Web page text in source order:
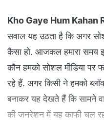
Kho Gaye Hum Kahan
सवाल यह उठता है कि अगर
कैसा हो. आजकल हमारा समय
कौन हमको सोशल मीडिया पर
रहे हैं. अगर किसी ने हमको
बनाकर यह देखते हैं कि सामने
की जनरेशन में यह काफी चल